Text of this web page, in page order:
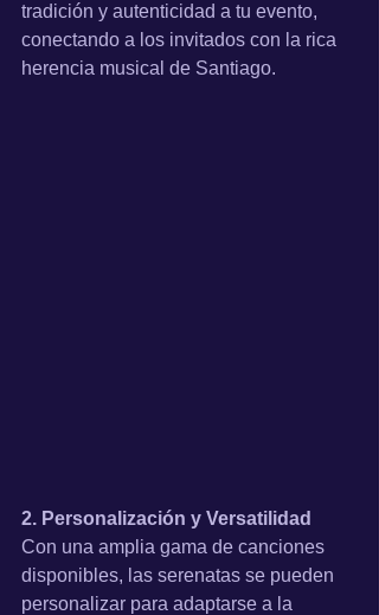
tradición y autenticidad a tu evento,
conectando a los invitados con la rica
herencia musical de Santiago.
2. Personalización y Versatilidad
Con una amplia gama de canciones
disponibles, las serenatas se pueden
personalizar para adaptarse a la